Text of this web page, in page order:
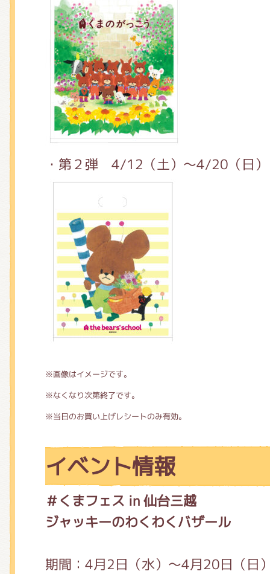
・第２弾 4/12（土）～4/20（日
※画像はイメージです。
※なくなり次第終了です。
※当日のお買い上げレシートのみ有効。
イベント情報
＃くまフェス in 仙台三越
ジャッキーのわくわくバザール
期間：4月2日（水）～4月20日（日